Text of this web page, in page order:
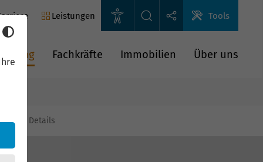
Leistungen Tools
Fachkräfte Immobilien Über uns
Details